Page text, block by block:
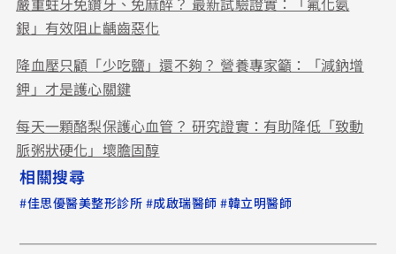
嚴重蛀牙免鑽牙、免麻醉？ 最新試驗證實：「氟化氨
銀」有效阻止齲齒惡化
降血壓只顧「少吃鹽」還不夠？ 營養專家籲：「減鈉增
鉀」才是護心關鍵
每天一顆酪梨保護心血管？ 研究證實：有助降低「致動
脈粥狀硬化」壞膽固醇
相關搜尋
#佳思優醫美整形診所 #成啟瑞醫師 #韓立明醫師